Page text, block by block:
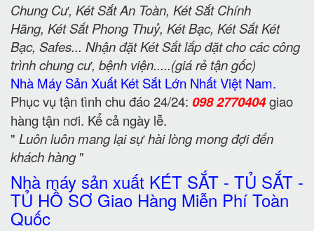
Chung Cư, Két Sắt An Toàn, Két Sắt Chính
Hãng, Két Sắt Phong Thuỷ, Két Bạc, Két Sắt Két
Bạc, Safes... Nhận đặt Két Sắt lắp đặt cho các công
trình chung cư, bệnh viện.....(giá rẻ tận gốc)
Nhà Máy Sản Xuất Két Sắt Lớn Nhất Việt Nam.
Phục vụ tận tình chu đáo 24/24: 098 2770404giao
hàng tận nơi. Kể cả ngày lễ.
" Luôn luôn mang lại sự hài lòng mong đợi đến
khách hàng"
Nhà máy sản xuất KÉT SẮT - TỦ SẮT -
TỦ HỒ SƠ Giao Hàng Miễn Phí Toàn
Quốc